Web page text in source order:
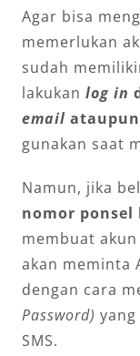
Agar bisa
memerlukan
sudah
lakukan log in
email
gunakan saat
Namun, jika
nomor
membuat
akan meminta
dengan cara
Password)
SMS.